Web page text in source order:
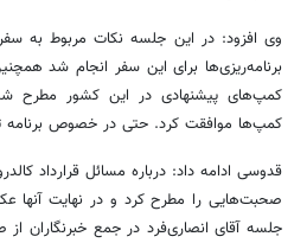
وی افزود: در این جلسه نکات مربوط به
برنامه‌ریزی‌ها برای این سفر انجام شد
کمپ‌های پیشنهادی در این کشور مطرح
کمپ‌ها موافقت کرد. حتی در خصوص
قدوسی ادامه داد: درباره مسائل قرارداد
صحبت‌هایی را مطرح کرد و در نهایت آنها
جلسه آقای انصاری‌فرد در جمع خبرنگاران از